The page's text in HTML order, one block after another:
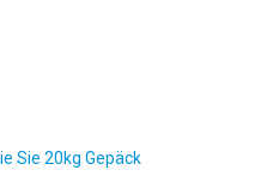
Sie 20kg Gepäck